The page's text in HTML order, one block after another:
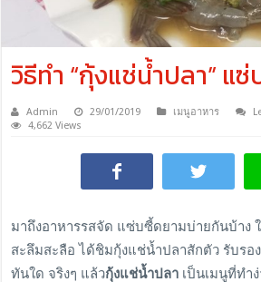
วิธีทำ “กุ้งแช่น้ำปลา” แ
Admin 29/01/2019 เมนูอาหาร
4,662 Views
มาถึงอาหารรสจัด แซ่บซี้ดยามบ่ายกันบ้าง ใ
สะลึมสะลือ ได้ชิมกุ้งแช่น้ำปลาสักตัว รับรอ
ทันใด จริงๆ แล้วกุ้งแช่น้ำปลา เป็นเมนูที่ทำ